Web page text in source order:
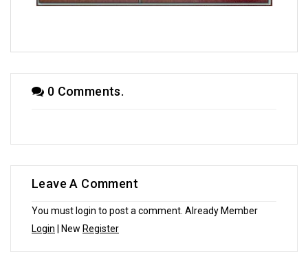
0 Comments.
Leave A Comment
You must login to post a comment. Already Member
Login | New Register